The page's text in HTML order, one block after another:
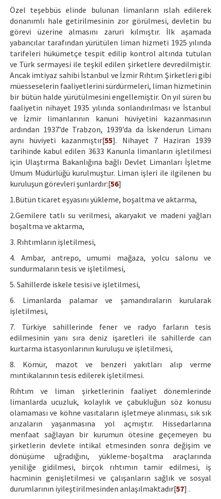
Özel teşebbüs elinde bulunan limanların ıslah edilerek
donanımlı hale getirilmesinin zor görülmesi, devletin bu
görevi üzerine almasını zaruri kılmıştır. İlk aşamada
yabancılar tarafından yürütülen liman hizmeti 1925 yılında
tarifeleri hükümetçe tespit edilip kontrol altında tutulan
ve Türk sermayesi ile teşkil edilen şirketlere devredilmiştir.
Ancak imtiyaz sahibi İstanbul ve İzmir Rıhtım Şirketleri gibi
müesseselerin faaliyetlerini sürdürmeleri, liman hizmetinin
bir bütün halde yürütülmesini engellemiştir. On yıl süren bu
faaliyetin nihayet 1935 yılında sonlandırılması ve İstanbul
ve İzmir limanlarının kanuni hüviyetini kazanmasının
ardından 1937’de Trabzon, 1939’da da İskenderun Limanı
aynı hüviyeti kazanmıştır[55]. Nihayet 7 Haziran 1939
tarihinde kabul edilen 3633 Kanunla limanların işletilmesi
için Ulaştırma Bakanlığına bağlı Devlet Limanları İşletme
Umum Müdürlüğü kurulmuştur. Liman işleri ile ilgilenen bu
kuruluşun görevleri şunlardır:[56]
1.Bütün ticaret eşyasını yükleme, boşaltma ve aktarma,
2.Gemilere tatlı su verilmesi, akaryakıt ve madeni yağları
boşaltma ve aktarma,
3. Rıhtımların işletilmesi,
4. Ambar, antrepo, umumi mağaza, yolcu salonu ve
sundurmaların tesis ve işletilmesi,
5. Sahillerde iskele tesisi ve işletilmesi,
6. Limanlarda palamar ve şamandıraların kurularak
işletilmesi,
7. Türkiye sahillerinde fener ve radyo farların tesis
edilmesinin yanı sıra deniz işaretleri ile sahillerde can
kurtarma istasyonlarının kuruluşu ve işletilmesi,
8. Kömür, mazot ve benzeri yakıtları alıp verme
mıntıkalarının tesis edilerek işletilmesi.
Rıhtım ve liman şirketlerinin faaliyet dönemlerinde
limanlarda ucuzluk, kolaylık ve çabukluğun söz konusu
olamaması ve köhne vasıtaların işletmeye alınması, sık sık
arızaların yaşanmasına yol açmıştır. Hissedarlarına
menfaat sağlayan bir kurumun ötesine geçemeyen bu
şirketlerin devlete intikal etmesinden sonra değişim ve
dönüşüme uğradığını, yükleme-boşaltma araçlarında
yeniliğe gidilmesi, birçok rıhtımın tamir edilmesi, iş
hacminin genişletilmesi ve çalışanların sağlık ve sosyal
durumlarının iyileştirilmesinden anlaşılmaktadır[57] .